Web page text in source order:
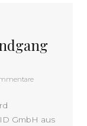
GmbH aus